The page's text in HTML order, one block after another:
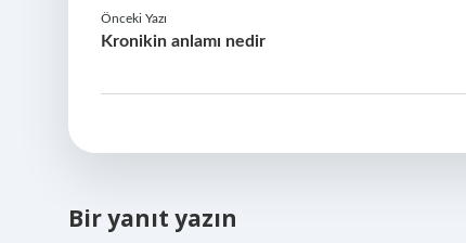
Önceki Yazı
Kronikin anlamı nedir
Bir yanıt yazın